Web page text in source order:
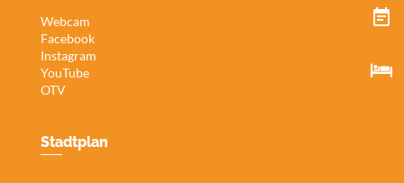
Webcam
Facebook
Instagram
YouTube
OTV
Stadtplan